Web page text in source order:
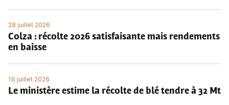
28 juillet 2026
Colza : récolte 2026 satisfaisante mais rendements
en baisse
16 juillet 2026
Le ministère estime la récolte de blé tendre à 32 Mt